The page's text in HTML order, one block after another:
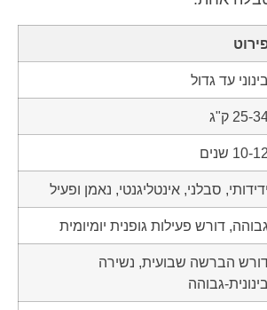
בינוני עד גדול
34 ק"ג
10-12 שנים
ידידותי, סבלני, אינטליגנטי, נאמן ופעיל
גבוהה, דורש פעילות גופנית יומיומית
הברשה שבועית, נשירה
בינונית-גבוהה